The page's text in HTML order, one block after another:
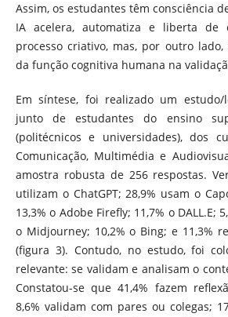
Assim, os estudantes têm consciência
IA acelera, automatiza e liberta de
processo criativo, mas, por outro lado,
da função cognitiva humana na
Em síntese, foi realizado um estudo/
junto de estudantes do ensino
(politécnicos e universidades), dos
Comunicação, Multimédia e
amostra robusta de 256 respostas.
utilizam o ChatGPT; 28,9% usam o
13,3% o Adobe Firefly; 11,7% o DALL.E;
o Midjourney; 10,2% o Bing; e 11,3%
(figura 3). Contudo, no estudo, foi
relevante: se validam e analisam o
Constatou-se que 41,4% fazem
8,6% validam com pares ou colegas;